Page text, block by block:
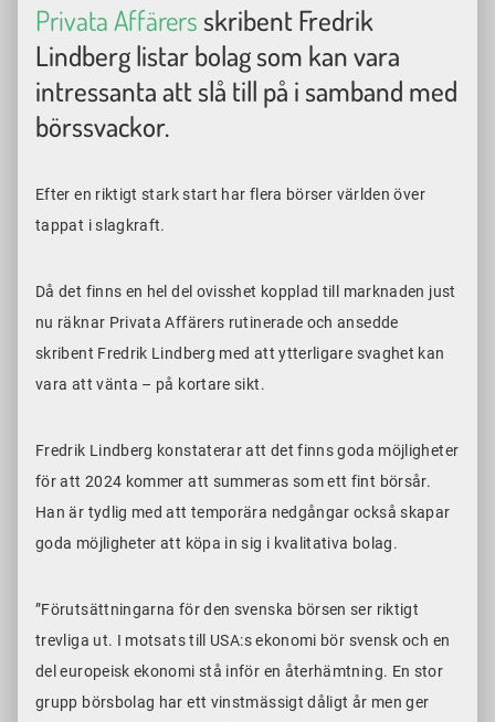
Privata Affärersskribent Fredrik
Lindberg listar bolag som kan vara
intressanta att slå till på i samband med
börssvackor.
Efter en riktigt stark start har flera börser världen över
tappat i slagkraft.
Då det finns en hel del ovisshet kopplad till marknaden just
nu räknar Privata Affärers rutinerade och ansedde
skribent Fredrik Lindberg med att ytterligare svaghet kan
vara att vänta – på kortare sikt.
Fredrik Lindberg konstaterar att det finns goda möjligheter
för att 2024 kommer att summeras som ett fint börsår.
Han är tydlig med att temporära nedgångar också skapar
goda möjligheter att köpa in sig i kvalitativa bolag.
”Förutsättningarna för den svenska börsen ser riktigt
trevliga ut. I motsats till USA:s ekonomi bör svensk och en
del europeisk ekonomi stå inför en återhämtning. En stor
grupp börsbolag har ett vinstmässigt dåligt år men ger